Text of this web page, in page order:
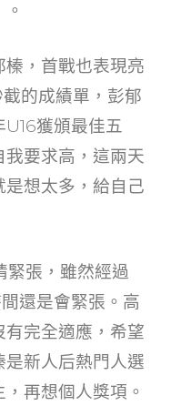
，首戰也表現亮
的成績單，彭郁
獲頒最佳五
要求高，這兩天
想太多，給自己
緊張，雖然經過
還是會緊張。高
完全適應，希望
新人后熱門人選
再想個人獎項。